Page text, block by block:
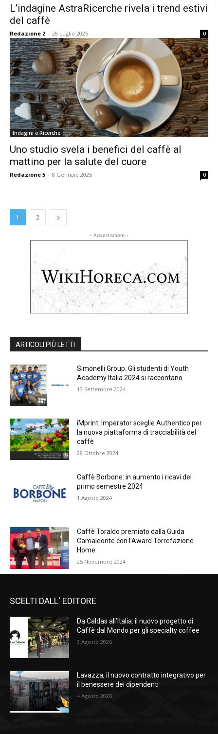
L’indagine AstraRicerche rivela i trend estivi
del caffè
Redazione 2 - 28 Luglio 2025 0
Indagini e Ricerche
Uno studio svela i benefici del caffè al
mattino per la salute del cuore
Redazione 5 - 8 Gennaio 2025 0
1 2
- Advertisment -
ARTICOLI PIÙ LETTI
Simonelli Group. Gli studenti di Youth
Academy Italia 2024 si raccontano
13 Settembre 2024
iMprint. Imperator sceglie Authentico per
la nuova piattaforma di tracciabilità del
caffè
28 Ottobre 2024
Caffè Borbone: in aumento i ricavi del
primo semestre 2024
1 Agosto 2024
Caffè Toraldo premiato dalla Guida
Camaleonte con l’Award Torrefazione
Home
25 Novembre 2024
SCELTI DALL' EDITORE
Da Caldas all’Italia: il nuovo progetto di
Caffè dal Mondo per gli specialty coffee
3 Agosto 2026
Lavazza, il nuovo contratto integrativo per
il benessere dei dipendenti
4 Agosto 2026